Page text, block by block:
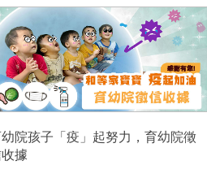
院孩子「疫」起努力，育幼院徵
據